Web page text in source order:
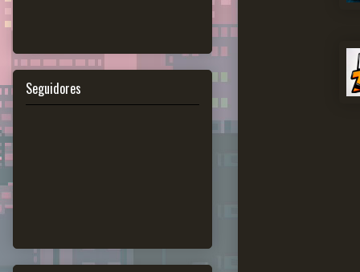
Seguidores